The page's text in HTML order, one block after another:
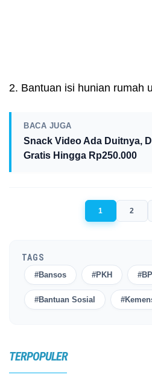
2. Bantuan isi hunian rumah
BACA JUGA
Snack Video Ada Duitnya,
Gratis Hingga Rp250.000
1 2
TAGS
#Bansos #PKH
#Bantuan Sosial
TERPOPULER